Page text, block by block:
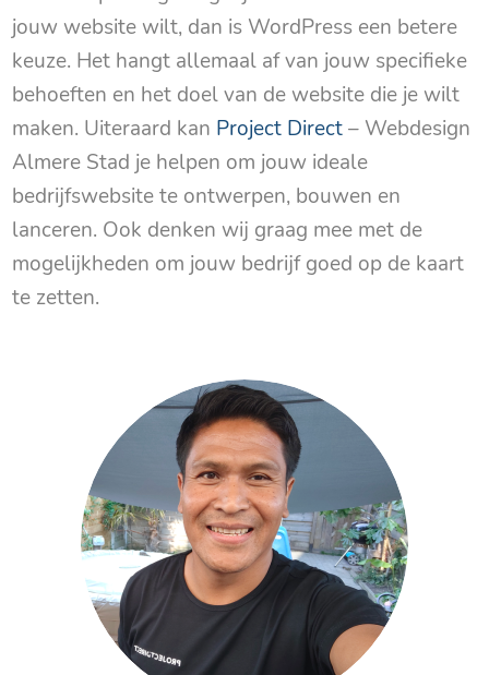
jouw website wilt, dan is WordPress een betere
keuze. Het hangt allemaal af van jouw specifieke
behoeften en het doel van de website die je wilt
maken. Uiteraard kan Project Direct– Webdesign
Almere Stad je helpen om jouw ideale
bedrijfswebsite te ontwerpen, bouwen en
lanceren. Ook denken wij graag mee met de
mogelijkheden om jouw bedrijf goed op de kaart
te zetten.